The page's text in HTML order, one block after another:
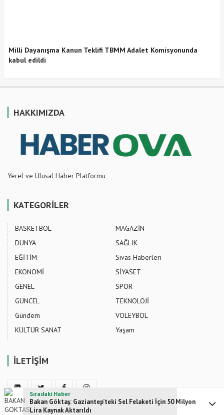
Sıradaki Haber
Bakan Göktaş: Gaziantep’teki Sel Felaketi İçin 50 Milyon
Lira Kaynak Aktarıldı
Milli Dayanışma Kanun Teklifi TBMM Adalet Komisyonunda
kabul edildi
HAKKIMIZDA
Yerel ve Ulusal Haber Platformu
KATEGORİLER
BASKETBOL
DÜNYA
EĞİTİM
EKONOMİ
GENEL
GÜNCEL
Gündem
KÜLTÜR SANAT
MAGAZİN
SAĞLIK
Sivas Haberleri
SİYASET
SPOR
TEKNOLOJİ
VOLEYBOL
Yaşam
İLETİŞİM